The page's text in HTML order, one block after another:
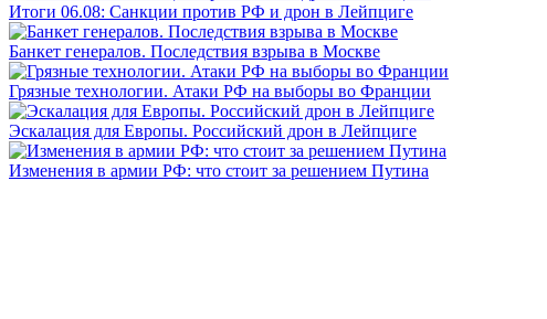
Итоги 06.08: Санкции против РФ и дрон в Лейпциге
Банкет генералов. Последствия взрыва в Москве
Грязные технологии. Атаки РФ на выборы во Франции
Эскалация для Европы. Российский дрон в Лейпциге
Изменения в армии РФ: что стоит за решением Путина